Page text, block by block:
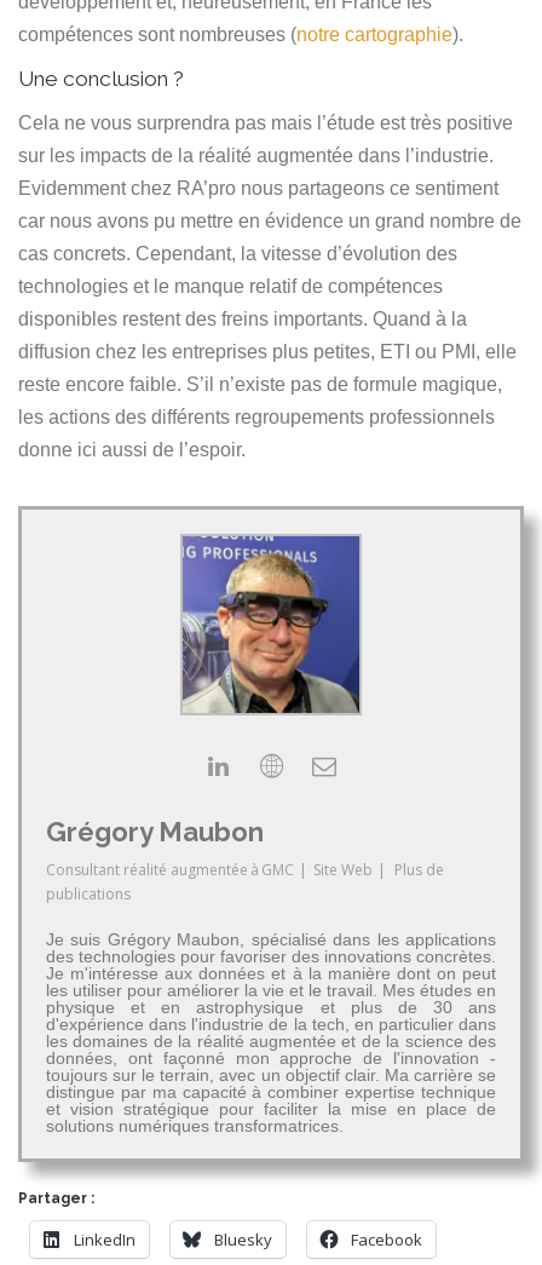
compétences sont nombreuses (notre cartographie).
Une conclusion ?
Cela ne vous surprendra pas mais l’étude est très positive
sur les impacts de la réalité augmentée dans l’industrie.
Evidemment chez RA’pro nous partageons ce sentiment
car nous avons pu mettre en évidence un grand nombre de
cas concrets. Cependant, la vitesse d’évolution des
technologies et le manque relatif de compétences
disponibles restent des freins importants. Quand à la
diffusion chez les entreprises plus petites, ETI ou PMI, elle
reste encore faible. S’il n’existe pas de formule magique,
les actions des différents regroupements professionnels
donne ici aussi de l’espoir.
Grégory Maubon
Consultant réalité augmentée à GMC | Site Web |
Plus de
publications
Je suis Grégory Maubon, spécialisé dans les applications
des technologies pour favoriser des innovations concrètes.
Je m'intéresse aux données et à la manière dont on peut
les utiliser pour améliorer la vie et le travail. Mes études en
physique et en astrophysique et plus de 30 ans
d'expérience dans l'industrie de la tech, en particulier dans
les domaines de la réalité augmentée et de la science des
données, ont façonné mon approche de l'innovation -
toujours sur le terrain, avec un objectif clair. Ma carrière se
distingue par ma capacité à combiner expertise technique
et vision stratégique pour faciliter la mise en place de
solutions numériques transformatrices.
Partager :
LinkedIn Bluesky Facebook